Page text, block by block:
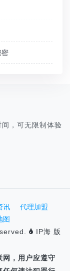
密
，可无限制体验
讯
代理加盟
图
IP海 版
，用户应遵守